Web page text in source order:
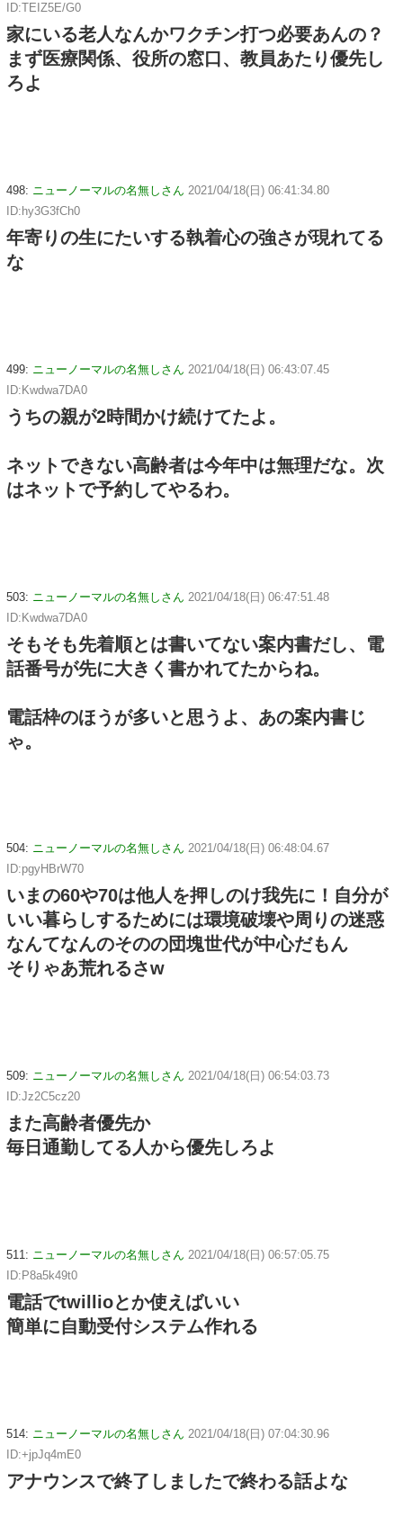
ID:TEIZ5E/G0
家にいる老人なんかワクチン打つ必要あんの？
まず医療関係、役所の窓口、教員あたり優先し
ろよ
498: ニューノーマルの名無しさん 2021/04/18(日) 06:41:34.80
ID:hy3G3fCh0
年寄りの生にたいする執着心の強さが現れてる
な
499: ニューノーマルの名無しさん 2021/04/18(日) 06:43:07.45
ID:Kwdwa7DA0
うちの親が2時間かけ続けてたよ。
ネットできない高齢者は今年中は無理だな。次
はネットで予約してやるわ。
503: ニューノーマルの名無しさん 2021/04/18(日) 06:47:51.48
ID:Kwdwa7DA0
そもそも先着順とは書いてない案内書だし、電
話番号が先に大きく書かれてたからね。
電話枠のほうが多いと思うよ、あの案内書じ
ゃ。
504: ニューノーマルの名無しさん 2021/04/18(日) 06:48:04.67
ID:pgyHBrW70
いまの60や70は他人を押しのけ我先に！自分が
いい暮らしするためには環境破壊や周りの迷惑
なんてなんのそのの団塊世代が中心だもん
そりゃあ荒れるさw
509: ニューノーマルの名無しさん 2021/04/18(日) 06:54:03.73
ID:Jz2C5cz20
また高齢者優先か
毎日通勤してる人から優先しろよ
511: ニューノーマルの名無しさん 2021/04/18(日) 06:57:05.75
ID:P8a5k49t0
電話でtwillioとか使えばいい
簡単に自動受付システム作れる
514: ニューノーマルの名無しさん 2021/04/18(日) 07:04:30.96
ID:+jpJq4mE0
アナウンスで終了しましたで終わる話よな